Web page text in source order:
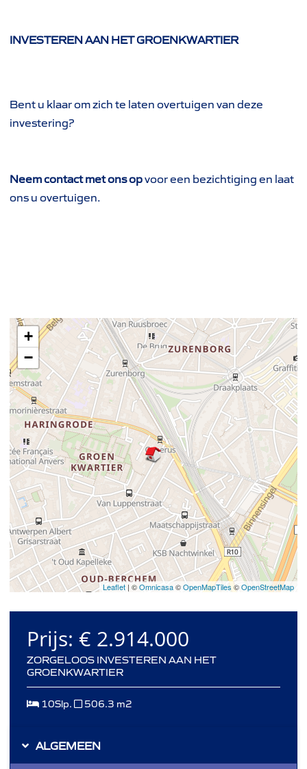
INVESTEREN AAN HET GROENKWARTIER
Bent u klaar om zich te laten overtuigen van deze
investering?
Neem contact met ons opvoor een bezichtiging en laat
ons u overtuigen.
+
−
Leaflet| ©Omnicasa©OpenMapTiles ©OpenStreetMap
Prijs: € 2.914.000
ZORGELOOS INVESTEREN AAN HET
GROENKWARTIER
10Slp. 506.3 m2
ALGEMEEN